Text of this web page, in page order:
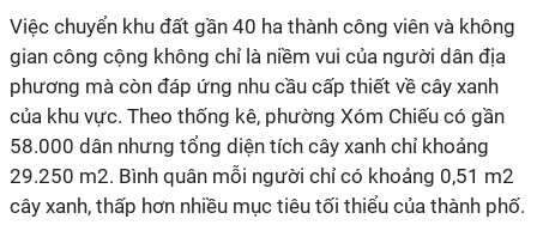
Việc chuyển khu đất gần 40 ha thành công viên và không
gian công cộng không chỉ là niềm vui của người dân địa
phương mà còn đáp ứng nhu cầu cấp thiết về cây xanh
của khu vực. Theo thống kê, phường Xóm Chiếu có gần
58.000 dân nhưng tổng diện tích cây xanh chỉ khoảng
29.250 m2. Bình quân mỗi người chỉ có khoảng 0,51 m2
cây xanh, thấp hơn nhiều mục tiêu tối thiểu của thành phố.